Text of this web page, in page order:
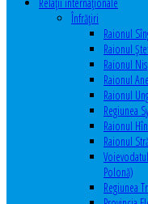
Înfrăţiri
Raionul
Raionul
Raionul
Raionul
Raionul
Regiunea
Raionul
Raionul
Polonă)
Regiunea